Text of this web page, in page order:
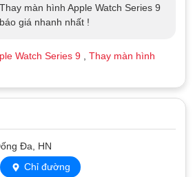
màn hình Apple Watch Series 9
giá nhanh nhất !
Watch Series 9, Thay màn hình
Đa, HN
Chỉ đường